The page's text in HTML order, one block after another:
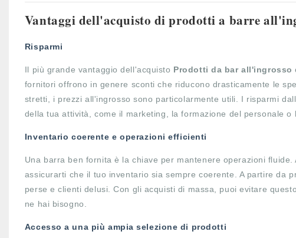
Vantaggi dell'acquisto di prodotti a barre
Risparmi
Il più grande vantaggio dell'acquisto Prodotti da bar all'ingrosso
fornitori offrono in genere sconti che riducono drasticamente le
stretti, i prezzi all'ingrosso sono particolarmente utili. I risparmi
della tua attività, come il marketing, la formazione del personale o
Inventario coerente e operazioni efficienti
Una barra ben fornita è la chiave per mantenere operazioni fluide.
assicurarti che il tuo inventario sia sempre coerente. A partire da
perse e clienti delusi. Con gli acquisti di massa, puoi evitare
ne hai bisogno.
Accesso a una più ampia selezione di prodotti